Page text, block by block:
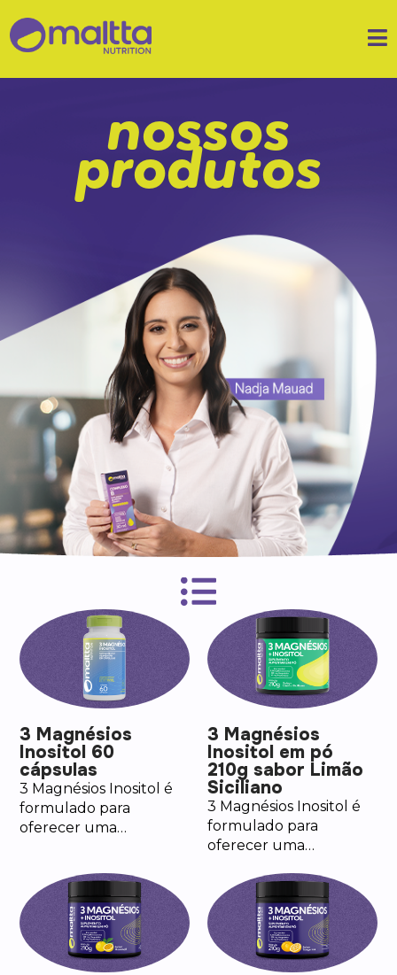
nossos
produtos
3 Magnésios
Inositol 60
cápsulas
3 Magnésios Inositol é
formulado para
oferecer uma
formas de magnésios.
3 Magnésios
Inositol em pó
210g sabor Limão
Siciliano
3 Magnésios Inositol é
formulado para
oferecer uma
de três diferentes
formas de magnésios.